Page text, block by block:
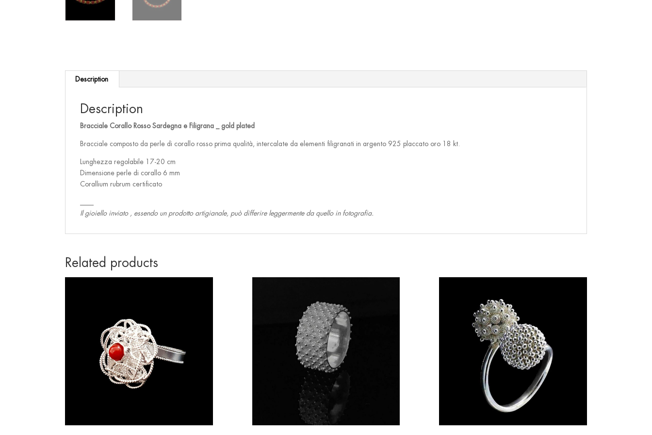
Description
Description
Bracciale Corallo Rosso Sardegna e Filigrana _ gold plated
Bracciale composto da perle di corallo rosso prima qualità, intercalate da elementi filigranati in argento 925 placcato oro 18 kt.
Lunghezza regolabile 17-20 cm
Dimensione perle di corallo 6 mm
Corallium rubrum certificato
Il gioiello inviato , essendo un prodotto artigianale, può differire leggermente da quello in fotografia.
Related products